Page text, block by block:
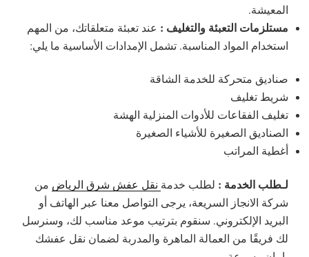
المعيشة.
مستلزمات التعبئة والتغليف : عند تعبئة متعلقاتك، من المهم
استخدام المواد المناسبة. تشمل الإمدادات الأساسية ما يلي:
صناديق متحركة للخدمة الشاقة
شريط تغليف
تغليف الفقاعات للأدوات المنزلية الهشة
الصناديق الصغيرة للأشياء الصغيرة
أغطية المراتب
لـطلب الخدمة : لطلب خدمة نقل عفش شرق الرياض من
شركة الانجاز السريعة، يرجى التواصل معنا عبر الهاتف أو
البريد الإلكتروني. سنقوم بترتيب موعد مناسب لك، وسنرسل
لك فريقًا من العمالة الماهرة والمدربة لضمان نقل عفشك